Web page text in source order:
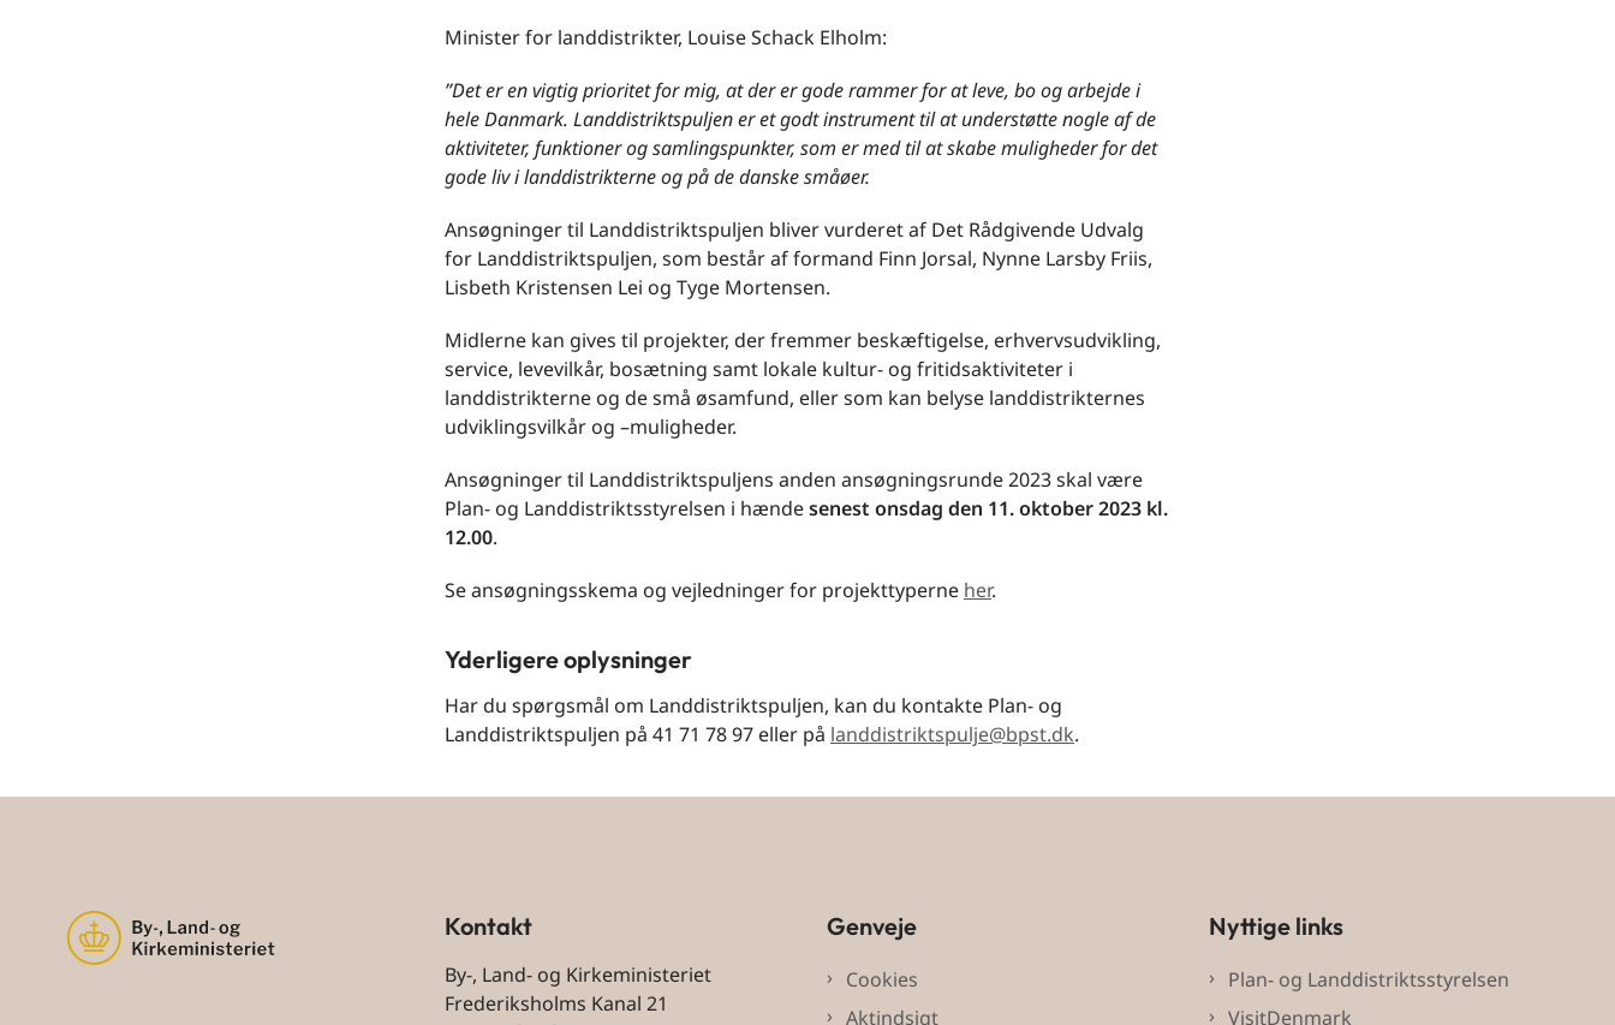
Minister for landdistrikter, Louise Schack Elholm:
”Det er en vigtig prioritet for mig, at der er gode rammer for at leve, bo og arbejde i
hele Danmark. Landdistriktspuljen er et godt instrument til at understøtte nogle af de
aktiviteter, funktioner og samlingspunkter, som er med til at skabe muligheder for det
gode liv i landdistrikterne og på de danske småøer.
Ansøgninger til Landdistriktspuljen bliver vurderet af Det Rådgivende Udvalg
for Landdistriktspuljen, som består af formand Finn Jorsal, Nynne Larsby Friis,
Lisbeth Kristensen Lei og Tyge Mortensen.
Midlerne kan gives til projekter, der fremmer beskæftigelse, erhvervsudvikling,
service, levevilkår, bosætning samt lokale kultur- og fritidsaktiviteter i
landdistrikterne og de små øsamfund, eller som kan belyse landdistrikternes
udviklingsvilkår og –muligheder.
Ansøgninger til Landdistriktspuljens anden ansøgningsrunde 2023 skal være
Plan- og Landdistriktsstyrelsen i hændesenest onsdag den 11. oktober 2023 kl.
12.00.
Se ansøgningsskema og vejledninger for projekttyperne her.
Yderligere oplysninger
Har du spørgsmål om Landdistriktspuljen, kan du kontakte Plan- og
Landdistriktspuljen på 41 71 78 97 eller på landdistriktspulje@bpst.dk.
Kontakt
By-, Land- og Kirkeministeriet
Frederiksholms Kanal 21
Genveje
Cookies
Aktindsigt
Nyttige links
Plan- og Landdistriktsstyrelsen
VisitDenmark